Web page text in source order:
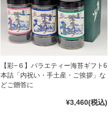
【彩−６】バラエティー海苔ギフト6
本詰「内祝い・手土産・ご挨拶」な
どご贈答に
¥3,460(税込)